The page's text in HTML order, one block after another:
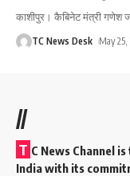
काशीपुर। कैबिनेट मंत्री गणेश
TC News Desk May
//
T C News Channel
India with its